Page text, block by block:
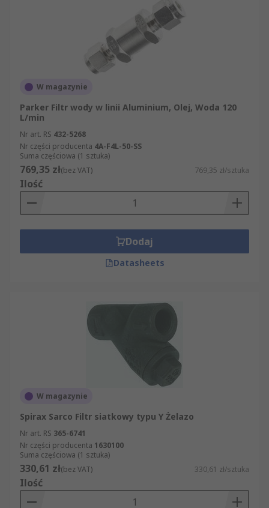
W magazynie
Parker Filtr wody w linii Aluminium, Olej, Woda 120
L/min
Nr art. RS 432-5268
Nr części producenta 4A-F4L-50-SS
Suma częściowa (1 sztuka)
769,35 zł(bez VAT) 769,35 zł/sztuka
Ilość
Dodaj
Datasheets
W magazynie
Spirax Sarco Filtr siatkowy typu Y Żelazo
Nr art. RS 365-6741
Nr części producenta 1630100
Suma częściowa (1 sztuka)
330,61 zł(bez VAT) 330,61 zł/sztuka
Ilość